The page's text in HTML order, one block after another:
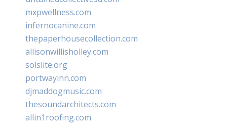
mxpwellness.com
infernocanine.com
thepaperhousecollection.com
allisonwillisholley.com
solslite.org
portwayinn.com
djmaddogmusic.com
thesoundarchitects.com
allin1roofing.com